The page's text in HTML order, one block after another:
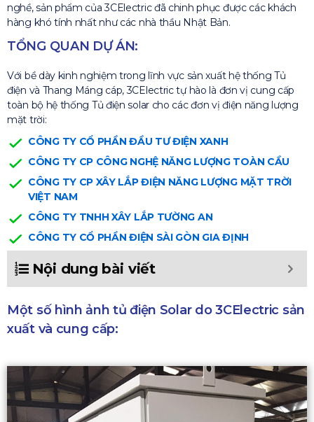
nghề, sản phẩm của 3CElectric đã chinh phục được các khách
hàng khó tính nhất như các nhà thầu Nhật Bản.
TỔNG QUAN DỰ ÁN:
Với bề dày kinh nghiệm trong lĩnh vực sản xuất hệ thống Tủ
điện và Thang Máng cáp, 3CElectric tự hào là đơn vị cung cấp
toàn bộ hệ thống Tủ điện solar cho các đơn vị điện năng lượng
mặt trời:
CÔNG TY CỔ PHẦN ĐẦU TƯ ĐIỆN XANH
CÔNG TY CP CÔNG NGHỆ NĂNG LƯỢNG TOÀN CẦU
CÔNG TY CP XÂY LẮP ĐIỆN NĂNG LƯỢNG MẶT TRỜI
VIỆT NAM
CÔNG TY TNHH XÂY LẮP TƯỜNG AN
CÔNG TY CỔ PHẦN ĐIỆN SÀI GÒN GIA ĐỊNH
Nội dung bài viết
Một số hình ảnh tủ điện Solar do 3CElectric sản
xuất và cung cấp: